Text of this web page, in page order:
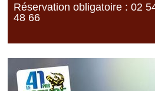
Réservation obligatoire : 02
48 66